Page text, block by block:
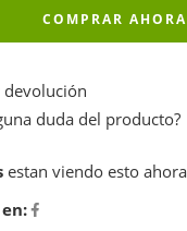
COMPRAR AHORA
devolución
duda del producto?
estan viendo esto